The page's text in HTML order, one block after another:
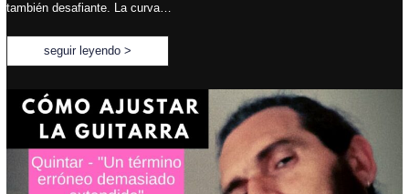
también desafiante. La curva…
seguir leyendo >